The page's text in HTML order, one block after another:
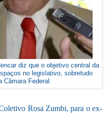
diz que o objetivo central da
no legislativo, sobretudo
Câmara Federal.
Rosa Zumbi, para o ex-